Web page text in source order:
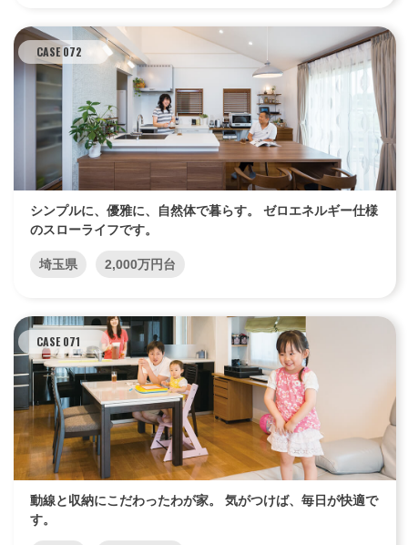
CASE 072
シンプルに、優雅に、自然体で暮らす。 ゼロエネルギー仕様
のスローライフです。
埼玉県 2,000万円台
CASE 071
動線と収納にこだわったわが家。 気がつけば、毎日が快適で
す。